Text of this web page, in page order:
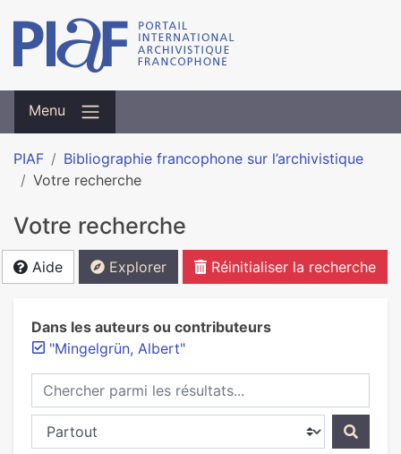
Menu
PIAF
Bibliographie francophone sur l’archivistique
Votre recherche
Votre recherche
Aide Explorer Réinitialiser la recherche
Dans les auteurs ou contributeurs
"Mingelgrün, Albert"
Chercher parmi les résultats...
Chercher dans...